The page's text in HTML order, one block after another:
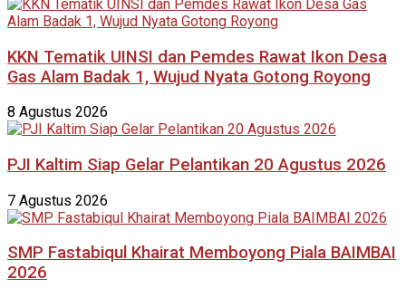
KKN Tematik UINSI dan Pemdes Rawat Ikon Desa
Gas Alam Badak 1, Wujud Nyata Gotong Royong
8 Agustus 2026
PJI Kaltim Siap Gelar Pelantikan 20 Agustus 2026
7 Agustus 2026
SMP Fastabiqul Khairat Memboyong Piala BAIMBAI
2026